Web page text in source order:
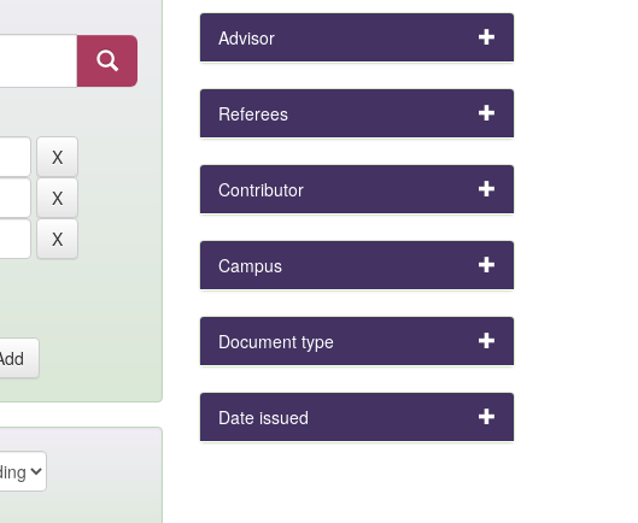
Advisor
Referees
Contributor
Campus
Document type
Date issued